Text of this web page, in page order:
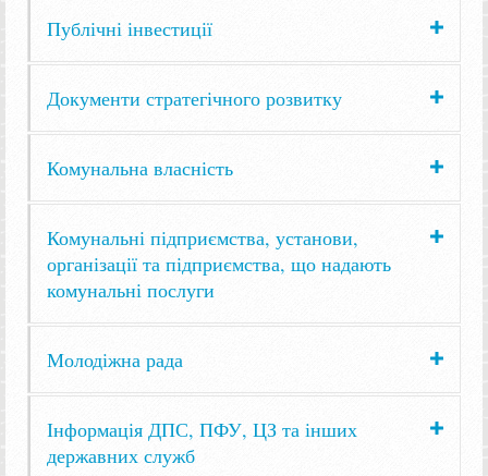
Публічні інвестиції
Документи стратегічного розвитку
Комунальна власність
Комунальні підприємства, установи,
організації та підприємства, що надають
комунальні послуги
Молодіжна рада
Інформація ДПС, ПФУ, ЦЗ та інших
державних служб